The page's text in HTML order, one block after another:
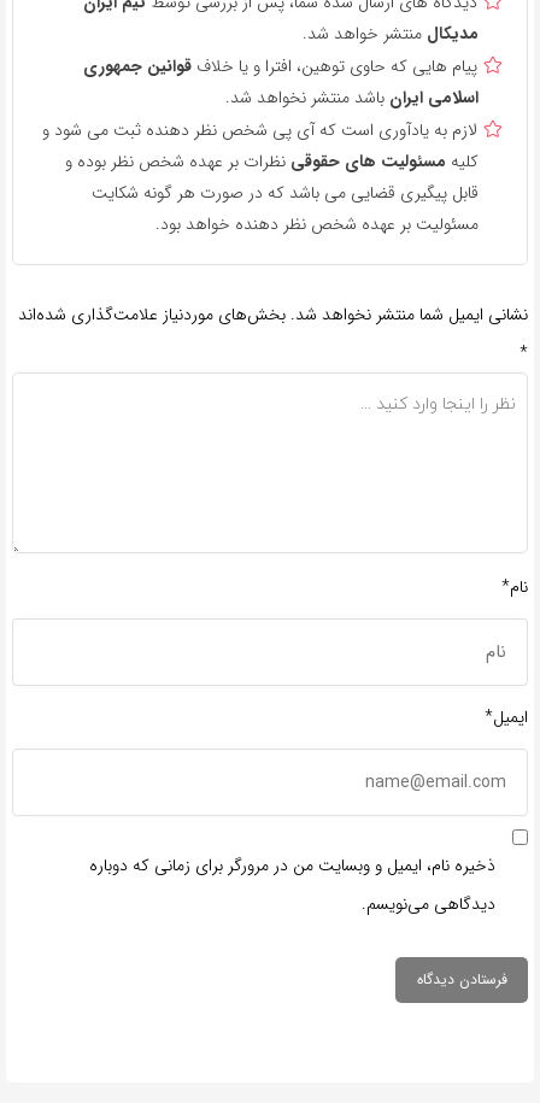
مدیکال منتشر خواهد شد.
پیام هایی که حاوی توهین، افترا و یا خلاف قوانین جمهوری
اسلامی ایران باشد منتشر نخواهد شد.
لازم به یادآوری است که آی پی شخص نظر دهنده ثبت می شود و
کلیه مسئولیت های حقوقی نظرات بر عهده شخص نظر بوده و
قابل پیگیری قضایی می باشد که در صورت هر گونه شکایت
مسئولیت بر عهده شخص نظر دهنده خواهد بود.
نشانی ایمیل شما منتشر نخواهد شد. بخش‌های موردنیاز علامت‌گذاری شده‌اند
*
نام*
ایمیل*
ذخیره نام، ایمیل و وبسایت من در مرورگر برای زمانی که دوباره
دیدگاهی می‌نویسم.